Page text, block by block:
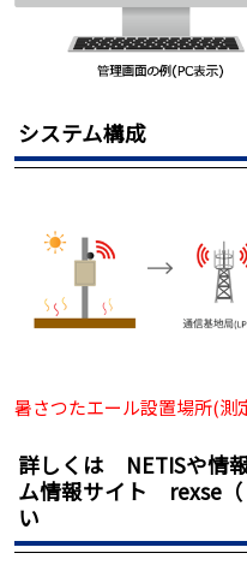
システム構成
暑さつたエール設置場所(測
詳しくは NETISや情
ム情報サイト rexse
い